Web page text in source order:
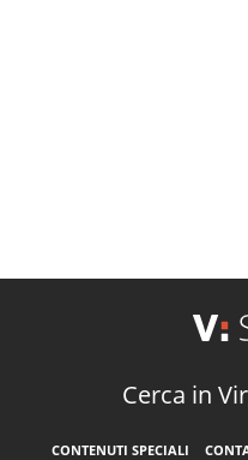
Cerca in
CONTENUTI SPECIALI